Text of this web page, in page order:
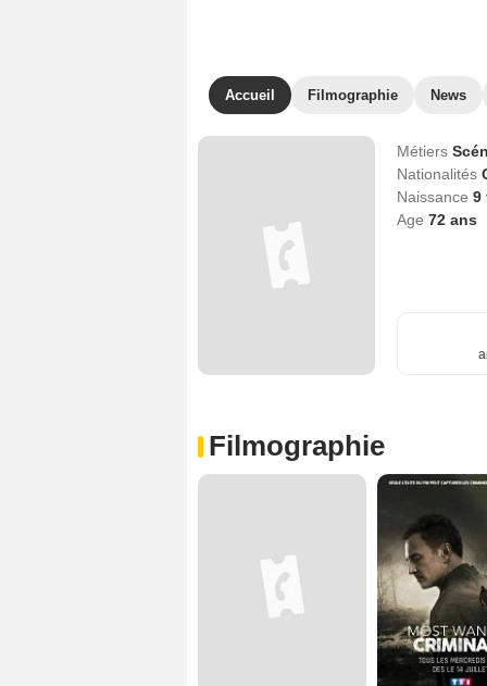
Accueil Filmographie News
Métiers
Nationalités
Naissance 9
Age 72ans
Filmographie